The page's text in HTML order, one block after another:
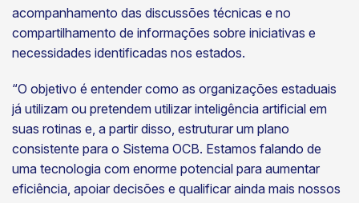
acompanhamento das discussões técnicas e no
compartilhamento de informações sobre iniciativas e
necessidades identificadas nos estados.
“O objetivo é entender como as organizações estaduais
já utilizam ou pretendem utilizar inteligência artificial em
suas rotinas e, a partir disso, estruturar um plano
consistente para o Sistema OCB. Estamos falando de
uma tecnologia com enorme potencial para aumentar
eficiência, apoiar decisões e qualificar ainda mais nossos